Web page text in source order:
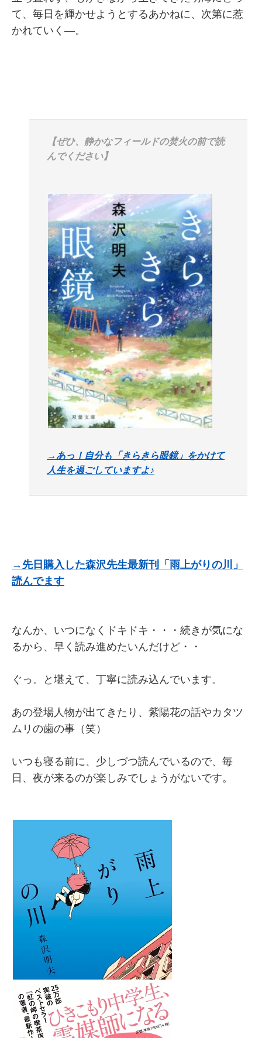
て、毎日を輝かせようとするあかねに、次第に惹
かれていく―。
【ぜひ、静かなフィールドの焚火の前で読
んでください】
→あっ！自分も「きらきら眼鏡」をかけて
人生を過ごしていますよ♪
→先日購入した森沢先生最新刊「雨上がりの川」
読んでます
なんか、いつになくドキドキ・・・続きが気にな
るから、早く読み進めたいんだけど・・
ぐっ。と堪えて、丁寧に読み込んでいます。
あの登場人物が出てきたり、紫陽花の話やカタツ
ムリの歯の事（笑）
いつも寝る前に、少しづつ読んでいるので、毎
日、夜が来るのが楽しみでしょうがないです。